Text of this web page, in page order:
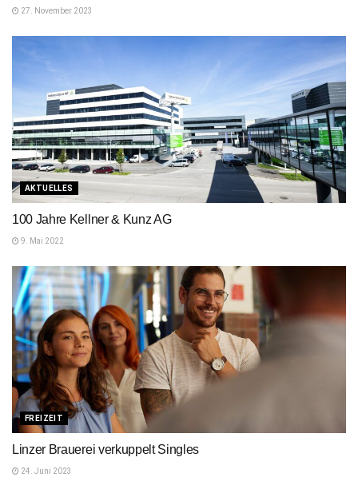
27. November 2023
AKTUELLES
100 Jahre Kellner & Kunz AG
9. Mai 2022
FREIZEIT
Linzer Brauerei verkuppelt Singles
24. Juni 2023